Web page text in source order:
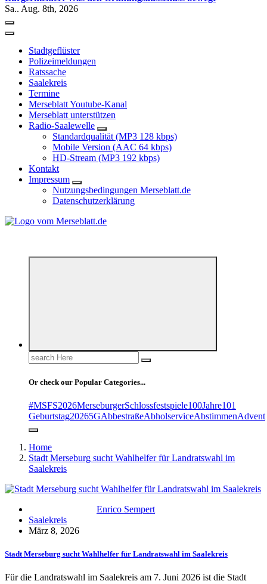
Sa.. Aug. 8th, 2026
Stadtgeflüster
Polizeimeldungen
Ratssache
Saalekreis
Termine
Merseblatt Youtube-Kanal
Merseblatt unterstützen
Radio-Saalewelle
Standardqualität (MP3 128 kbps)
Mobile Version (AAC 64 kbps)
HD-Stream (MP3 192 kbps)
Kontakt
Impressum
Nutzungsbedingungen Merseblatt.de
Datenschutzerklärung
Search
for:
Or check our Popular Categories...
#MSFS2026MerseburgerSchlossfestspiele100Jahre101
Geburtstag20265GAbbestraßeAbholserviceAbstimmenAdvent
Home
Stadt Merseburg sucht Wahlhelfer für Landratswahl im
Saalekreis
Enrico Sempert
Saalekreis
März 8, 2026
Stadt Merseburg sucht Wahlhelfer für Landratswahl im Saalekreis
Für die Landratswahl im Saalekreis am 7. Juni 2026 ist die Stadt